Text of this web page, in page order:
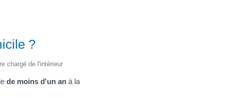
?
chargé de l'intérieur
de moins d'un an à la